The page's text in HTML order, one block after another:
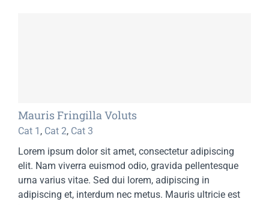
Mauris Fringilla Voluts
Cat 1 , Cat 2, Cat 3
Lorem ipsum dolor sit amet, consectetur adipiscing
elit. Nam viverra euismod odio, gravida pellentesque
urna varius vitae. Sed dui lorem, adipiscing in
adipiscing et, interdum nec metus. Mauris ultricie est